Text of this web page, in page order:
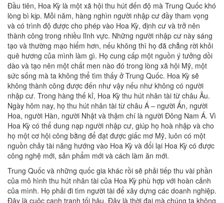
Đầu tiên, Hoa Kỳ là một xã hội thu hút đến độ mà Trung Quốc khó
lòng bì kịp. Mỗi năm, hàng nghìn người nhập cư đầy tham vọng
và có trình độ được cho phép vào Hoa Kỳ, định cư và trở nên
thành công trong nhiều lĩnh vực. Những người nhập cư này sáng
tạo và thường mạo hiểm hơn, nếu không thì họ đã chẳng rời khỏi
quê hương của mình làm gì. Họ cung cấp một nguồn ý tưởng dồi
dào và tạo nên một chất men nào đó trong lòng xã hội Mỹ, một
sức sống mà ta không thể tìm thấy ở Trung Quốc. Hoa Kỳ sẽ
không thành công được đến như vậy nếu như không có người
nhập cư. Trong hàng thế kỉ, Hoa Kỳ thu hút nhân tài từ châu Âu.
Ngày hôm nay, họ thu hút nhân tài từ châu Á – người Ấn, người
Hoa, người Hàn, người Nhật và thậm chí là người Đông Nam Á. Vì
Hoa Kỳ có thể dung nạp người nhập cư, giúp họ hoà nhập và cho
họ một cơ hội công bằng để đạt được giấc mơ Mỹ, luôn có một
nguồn chảy tài năng hướng vào Hoa Kỳ và đổi lại Hoa Kỳ có được
công nghệ mới, sản phẩm mới và cách làm ăn mới.
Trung Quốc và những quốc gia khác rồi sẽ phải tiếp thu vài phần
của mô hình thu hút nhân tài của Hoa Kỳ phù hợp với hoàn cảnh
của mình. Họ phải đi tìm người tài để xây dựng các doanh nghiệp.
Đây là cuộc cạnh tranh tối hậu. Đây là thời đại mà chúng ta không